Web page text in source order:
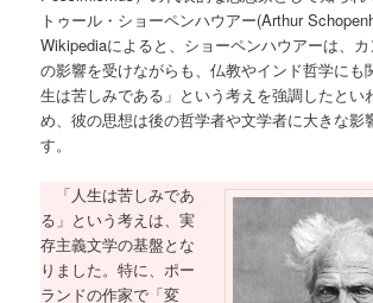
トゥール・ショーペンハウアー(Arthur
Wikipediaによると、ショーペンハウアーは、
の影響を受けながらも、仏教やインド哲学にも
生は苦しみである」という考えを強調したとい
め、彼の思想は後の哲学者や文学者に大きな影
す。
「人生は苦しみであ
る」という考えは、実
存主義文学の基盤とな
りました。特に、ポー
ランドの作家で「変